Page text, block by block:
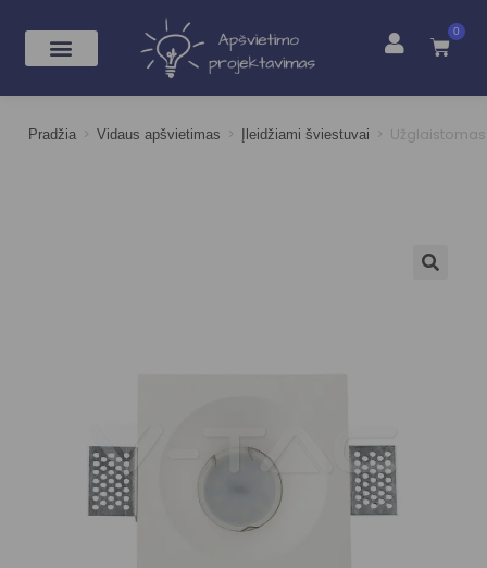
0
Pradžia > Vidaus apšvietimas > Įleidžiami šviestuvai >